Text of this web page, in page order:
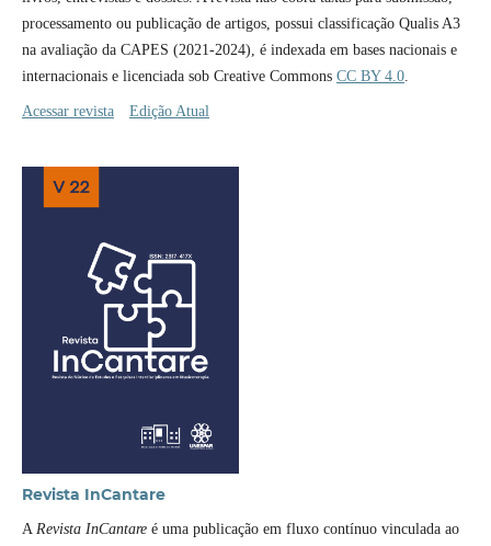
processamento ou publicação de artigos, possui classificação Qualis A3
na avaliação da CAPES (2021-2024), é indexada em bases nacionais e
internacionais e licenciada sob Creative Commons CC BY 4.0.
Acessar revista Edição Atual
Revista InCantare
A Revista InCantareé uma publicação em fluxo contínuo vinculada ao